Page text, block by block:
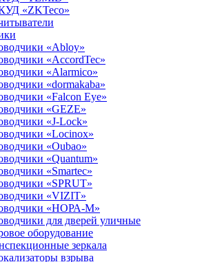
«ZKTeco»
«Abloy»
«AccordTec»
«Alarmico»
«dormakaba»
«Falcon Eye»
«GEZE»
«J-Lock»
«Locinox»
«Oubao»
«Quantum»
«Smartec»
«SPRUT»
«VIZIT»
«НОРА-М»
для дверей уличные
оборудование
зеркала
взрыва